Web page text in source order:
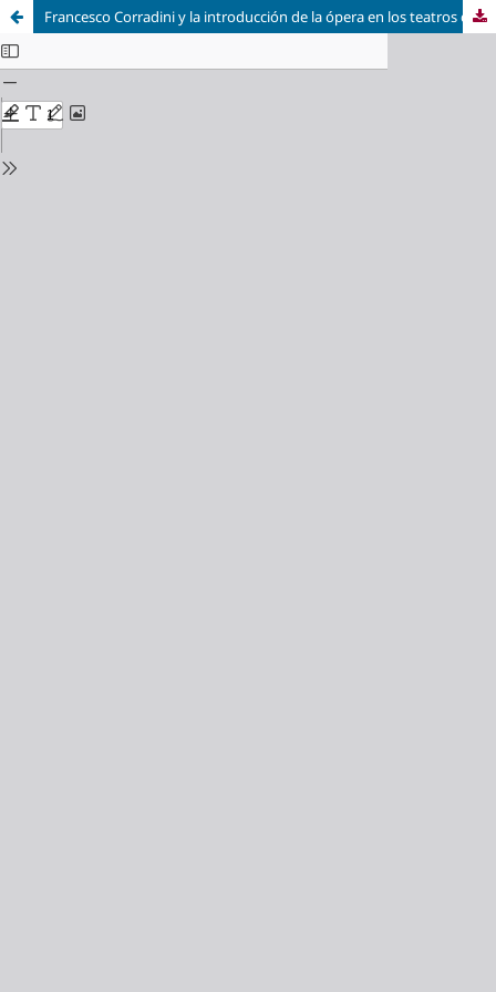
Francesco Corradini y la introducción de la ópera en los teatros comerciales de Madrid (1731-1749)